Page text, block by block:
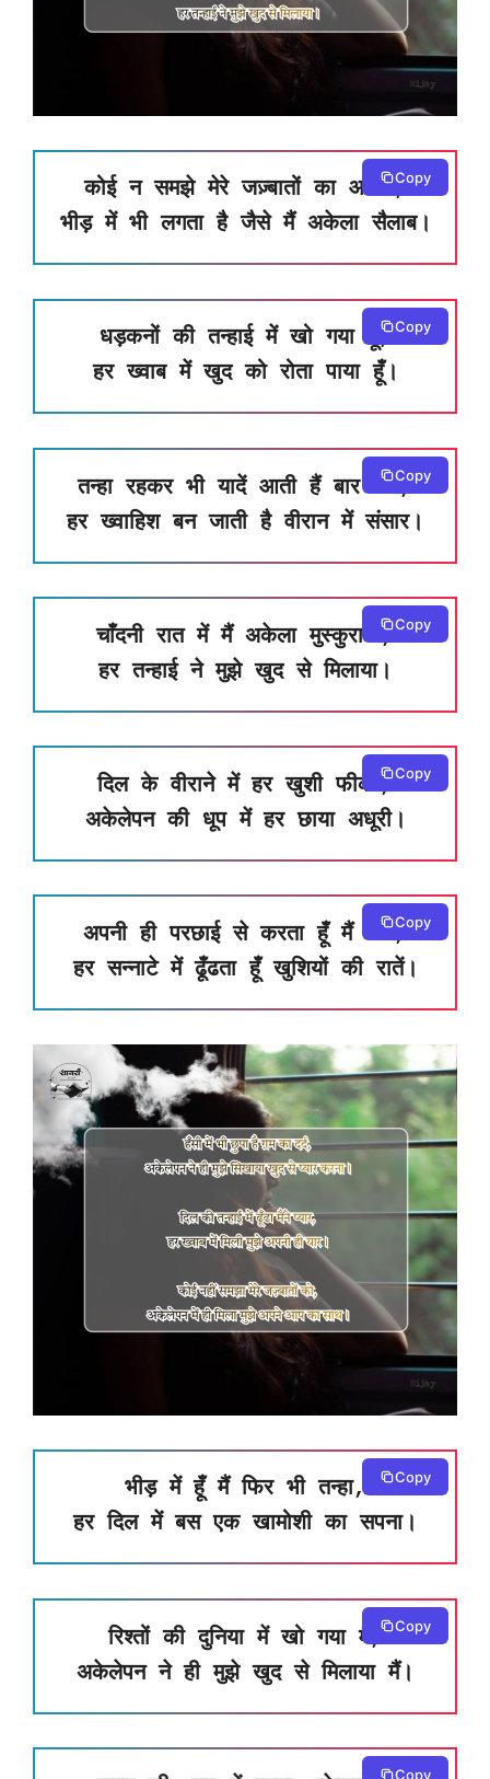
कोई न समझे मेरे जज़्बातों का आलम,
भीड़ में भी लगता है जैसे मैं अकेला सैलाब।
Copy
धड़कनों की तन्हाई में खो गया हूँ,
हर ख्वाब में खुद को रोता पाया हूँ।
Copy
तन्हा रहकर भी यादें आती हैं बार-बार,
हर ख्वाहिश बन जाती है वीरान में संसार।
Copy
चाँदनी रात में मैं अकेला मुस्कुराया,
हर तन्हाई ने मुझे खुद से मिलाया।
Copy
दिल के वीराने में हर खुशी फीकी,
अकेलेपन की धूप में हर छाया अधूरी।
Copy
अपनी ही परछाई से करता हूँ मैं बातें,
हर सन्नाटे में ढूँढता हूँ खुशियों की रातें।
Copy
भीड़ में हूँ मैं फिर भी तन्हा,
हर दिल में बस एक खामोशी का सपना।
Copy
रिश्तों की दुनिया में खो गया मैं,
अकेलेपन ने ही मुझे खुद से मिलाया मैं।
Copy
Copy